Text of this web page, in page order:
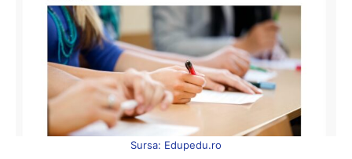
Sursa: Edupedu.ro